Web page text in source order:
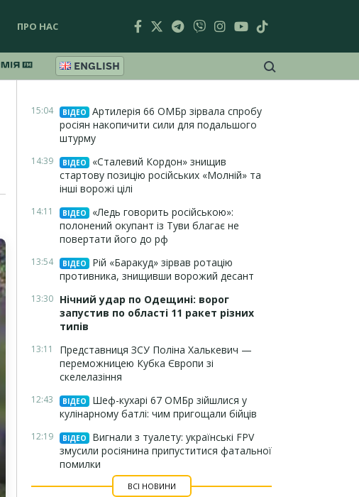
ПРО НАС
ENGLISH
15:04 ВІДЕО
Артилерія 66 ОМБр зірвала спробу
росіян накопичити сили для подальшого
штурму
14:39 ВІДЕО
«Сталевий Кордон» знищив
стартову позицію російських «Молній» та
інші ворожі цілі
14:11 ВІДЕО
«Ледь говорить російською»:
полонений окупант із Туви благає не
повертати його до рф
13:54 ВІДЕО
Рій «Баракуд» зірвав ротацію
противника, знищивши ворожий десант
13:30 Нічний удар по Одещині: ворог
запустив по області 11 ракет різних
типів
13:11
Представниця ЗСУ Поліна Халькевич —
переможницею Кубка Європи зі
скелелазіння
12:43 ВІДЕО
Шеф-кухарі 67 ОМБр зійшлися у
кулінарному батлі: чим пригощали бійців
12:19 ВІДЕО
Вигнали з туалету: українські FPV
змусили росіянина припуститися фатальної
помилки
ВСІ НОВИНИ